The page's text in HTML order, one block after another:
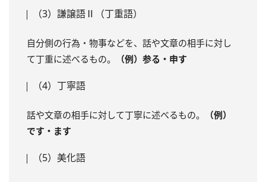
（3）謙譲語Ⅱ（丁重語）
自分側の行為・物事などを、話や文章の相手に対し
て丁重に述べるもの。
（例）参る・申す
（4）丁寧語
話や文章の相手に対して丁寧に述べるもの。
（例）
です・ます
（5）美化語